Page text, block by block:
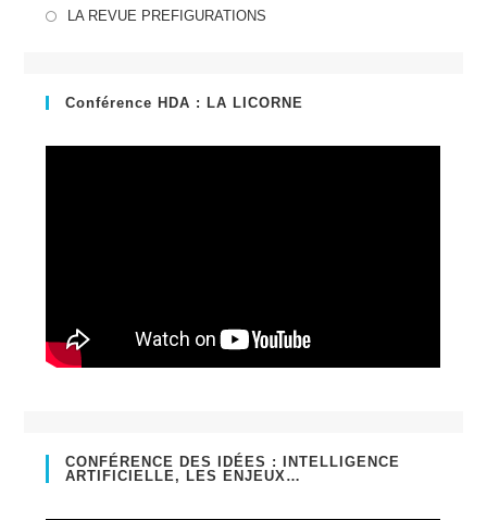
LA REVUE PREFIGURATIONS
nouvel
Conférence HDA : LA LICORNE
CONFÉRENCE DES IDÉES : INTELLIGENCE
ARTIFICIELLE, LES ENJEUX…